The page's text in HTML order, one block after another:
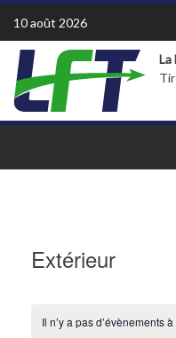
Skip
content
10 août 2026
La
Extérieur
Il n’y a pas d’évènements à